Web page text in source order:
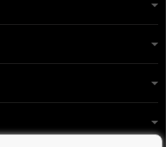
do 24 hodín.
údajů
a dopravy